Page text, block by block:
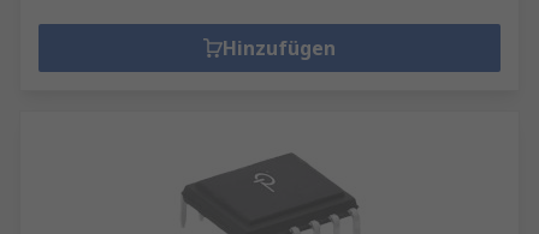
Hinzufügen